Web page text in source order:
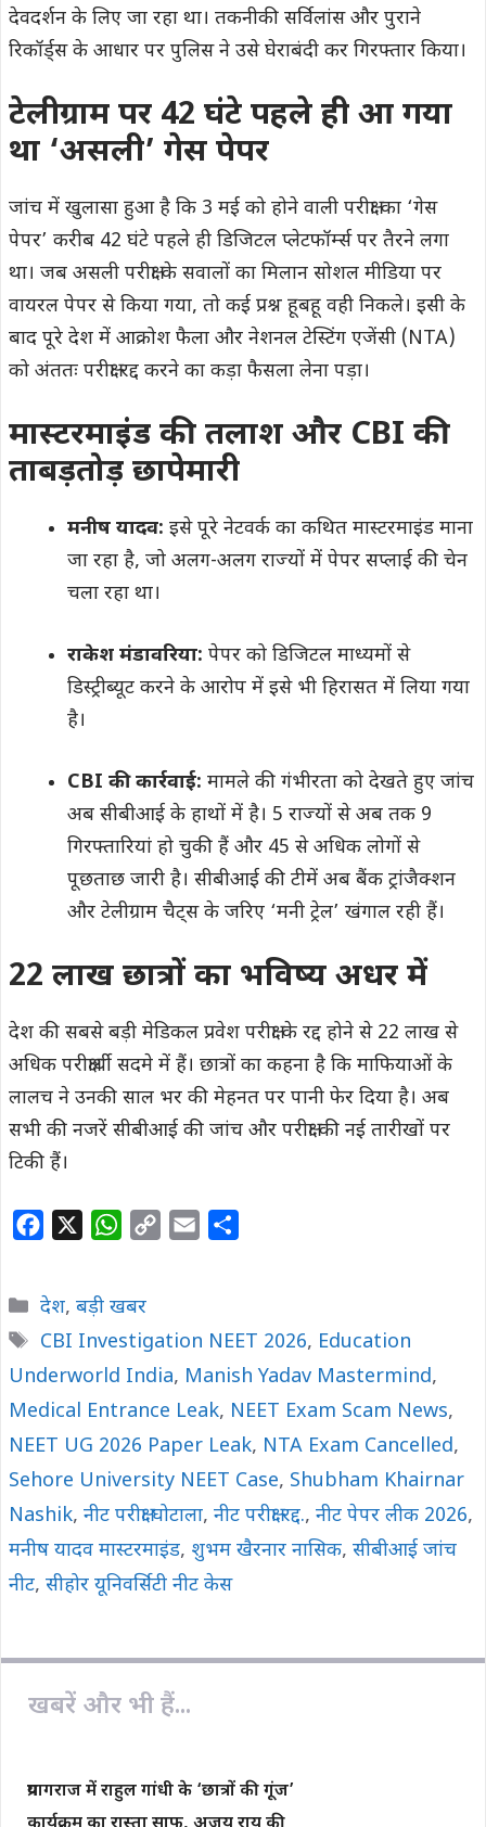
देवदर्शन के लिए जा रहा था। तकनीकी सर्विलांस और पुराने
रिकॉर्ड्स के आधार पर पुलिस ने उसे घेराबंदी कर गिरफ्तार किया।
टेलीग्राम पर 42 घंटे पहले ही आ गया
था ‘असली’ गेस पेपर
जांच में खुलासा हुआ है कि 3 मई को होने वाली परीक्षा का ‘गेस
पेपर’ करीब 42 घंटे पहले ही डिजिटल प्लेटफॉर्म्स पर तैरने लगा
था। जब असली परीक्षा के सवालों का मिलान सोशल मीडिया पर
वायरल पेपर से किया गया, तो कई प्रश्न हूबहू वही निकले। इसी के
बाद पूरे देश में आक्रोश फैला और नेशनल टेस्टिंग एजेंसी (NTA)
को अंततः परीक्षा रद्द करने का कड़ा फैसला लेना पड़ा।
मास्टरमाइंड की तलाश और CBI की
ताबड़तोड़ छापेमारी
मनीष यादव: इसे पूरे नेटवर्क का कथित मास्टरमाइंड माना
जा रहा है, जो अलग-अलग राज्यों में पेपर सप्लाई की चेन
चला रहा था।
राकेश मंडावरिया: पेपर को डिजिटल माध्यमों से
डिस्ट्रीब्यूट करने के आरोप में इसे भी हिरासत में लिया गया
है।
CBI की कार्रवाई: मामले की गंभीरता को देखते हुए जांच
अब सीबीआई के हाथों में है। 5 राज्यों से अब तक 9
गिरफ्तारियां हो चुकी हैं और 45 से अधिक लोगों से
पूछताछ जारी है। सीबीआई की टीमें अब बैंक ट्रांजैक्शन
और टेलीग्राम चैट्स के जरिए ‘मनी ट्रेल’ खंगाल रही हैं।
22 लाख छात्रों का भविष्य अधर में
देश की सबसे बड़ी मेडिकल प्रवेश परीक्षा के रद्द होने से 22 लाख से
अधिक परीक्षार्थी सदमे में हैं। छात्रों का कहना है कि माफियाओं के
लालच ने उनकी साल भर की मेहनत पर पानी फेर दिया है। अब
सभी की नजरें सीबीआई की जांच और परीक्षा की नई तारीखों पर
टिकी हैं।
e
b
o
o
k
W
t
s
A
p
p
L
i
n
k
l
e
Categories
देश, बड़ी खबर
Tags
CBI Investigation NEET 2026, Education
Underworld India, Manish Yadav Mastermind,
Medical Entrance Leak, NEET Exam Scam News,
NEET UG 2026 Paper Leak, NTA Exam Cancelled,
Sehore University NEET Case, Shubham Khairnar
Nashik, नीट परीक्षा घोटाला, नीट परीक्षा रद्द., नीट पेपर लीक 2026,
मनीष यादव मास्टरमाइंड, शुभम खैरनार नासिक, सीबीआई जांच
नीट, सीहोर यूनिवर्सिटी नीट केस
खबरें और भी हैं...
प्रयागराज में राहुल गांधी के ‘छात्रों की गूंज’